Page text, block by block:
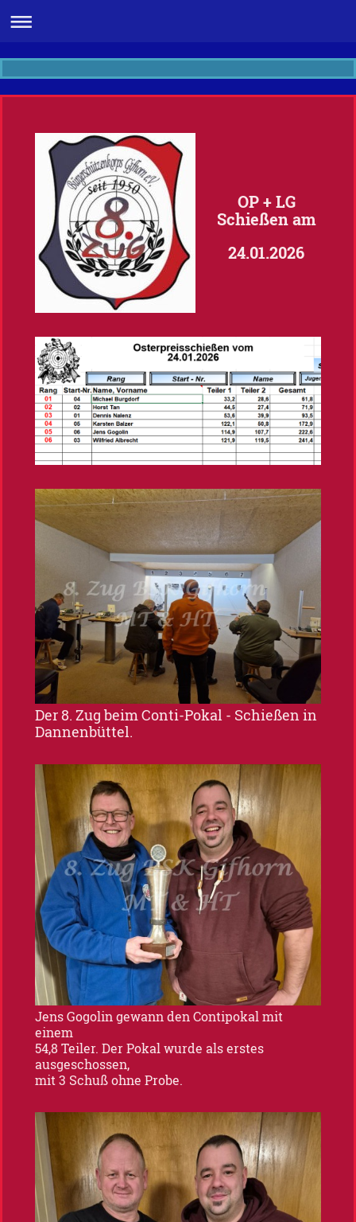
OP + LG
Schießen am
24.01.2026
Der 8. Zug beim Conti-Pokal - Schießen in
Dannenbüttel.
Jens Gogolin gewann den Contipokal mit
einem
54,8 Teiler. Der Pokal wurde als erstes
ausgeschossen,
mit 3 Schuß ohne Probe.